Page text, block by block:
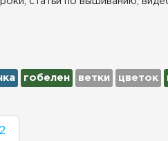
гобелен ветки цветок
2